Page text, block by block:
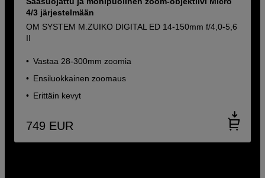
4/3 järjestelmään
OM SYSTEM M.ZUIKO DIGITAL ED 14-150mm f/4,0-5,6
II
Vastaa 28-300mm zoomia
Ensiluokkainen zoomaus
Erittäin kevyt
749 EUR